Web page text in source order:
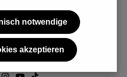
notwendige
akzeptieren